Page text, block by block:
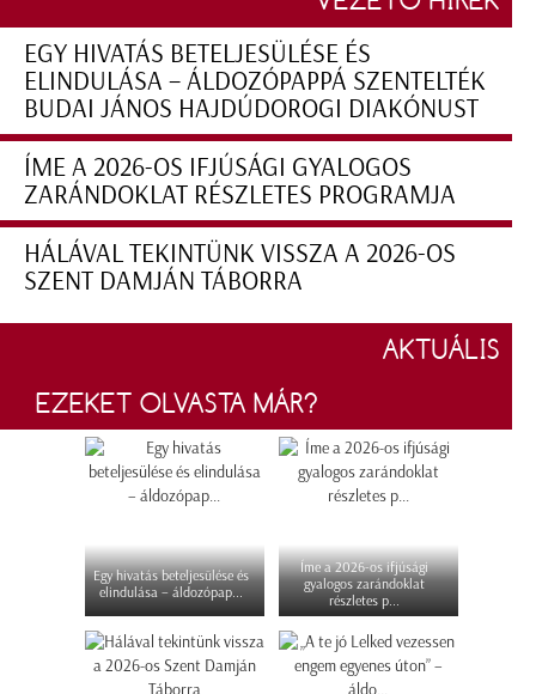
EGY HIVATÁS BETELJESÜLÉSE ÉS
ELINDULÁSA – ÁLDOZÓPAPPÁ SZENTELTÉK
BUDAI JÁNOS HAJDÚDOROGI DIAKÓNUST
ÍME A 2026-OS IFJÚSÁGI GYALOGOS
ZARÁNDOKLAT RÉSZLETES PROGRAMJA
HÁLÁVAL TEKINTÜNK VISSZA A 2026-OS
SZENT DAMJÁN TÁBORRA
AKTUÁLIS
EZEKET OLVASTA MÁR?
Egy hivatás beteljesülése és
elindulása – áldozópap...
Íme a 2026-os ifjúsági
gyalogos zarándoklat
részletes p...